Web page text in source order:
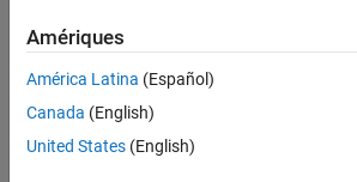
Actuellement,
aucune
offre
d'emploi
Amériques
América Latina (Español)
Canada (English)
United States (English)